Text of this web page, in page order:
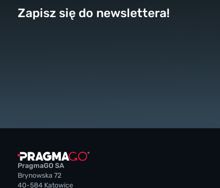
Zapisz się do newslettera!
PragmaGO SA
Brynowska 72
40-584 Katowice